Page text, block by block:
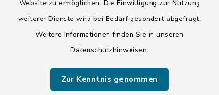
Website zu ermöglichen. Die Einwilligung zur Nutzung
weiterer Dienste wird bei Bedarf gesondert abgefragt.
Weitere Informationen finden Sie in unseren
Datenschutzhinweisen.
Zur Kenntnis genommen
Datenschutz
Impressum
ISIS 12